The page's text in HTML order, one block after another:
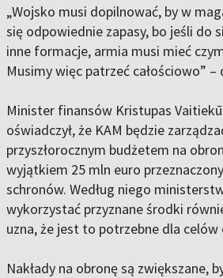
„Wojsko musi dopilnować, by w
się odpowiednie zapasy, bo jeśli do
inne formacje, armia musi mieć
Musimy więc patrzeć całościowo” –
Minister finansów Kristupas
oświadczył, że KAM będzie
przyszłorocznym budżetem na
wyjątkiem 25 mln euro
schronów. Według niego
wykorzystać przyznane środki
uzna, że jest to potrzebne dla celów
Nakłady na obronę są zwiększane,